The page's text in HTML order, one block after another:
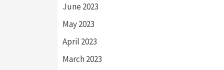
June 2023
May 2023
April 2023
March 2023